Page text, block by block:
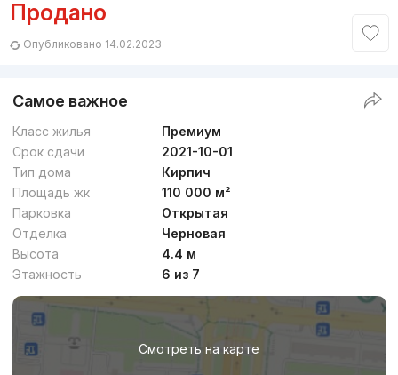
Сдан,Vlad3
4-xonali kvartira, 85 m²
от сум /м²
Сдан,Muzafar
4-xonali kvartira, 142 m²
+998 (99) 879...
Продано
Опубликовано 14.02.2023
Самое важное
Класс жилья
Премиум
Срок сдачи
2021-10-01
Тип дома
Кирпич
Площадь жк
110 000 м²
Парковка
Открытая
Отделка
Черновая
Высота
4.4 м
Этажность
6 из 7
Смотреть на карте